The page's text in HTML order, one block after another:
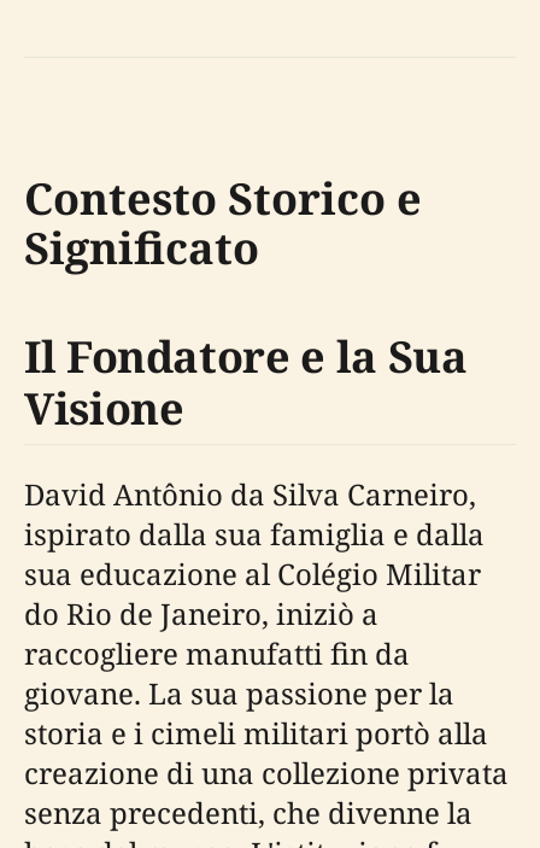
Contesto Storico e
Significato
Il Fondatore e la Sua
Visione
David Antônio da Silva Carneiro,
ispirato dalla sua famiglia e dalla
sua educazione al Colégio Militar
do Rio de Janeiro, iniziò a
raccogliere manufatti fin da
giovane. La sua passione per la
storia e i cimeli militari portò alla
creazione di una collezione privata
senza precedenti, che divenne la